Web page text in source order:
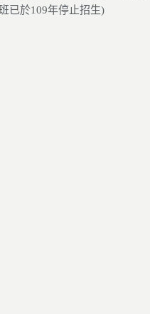
已於109年停止招生)